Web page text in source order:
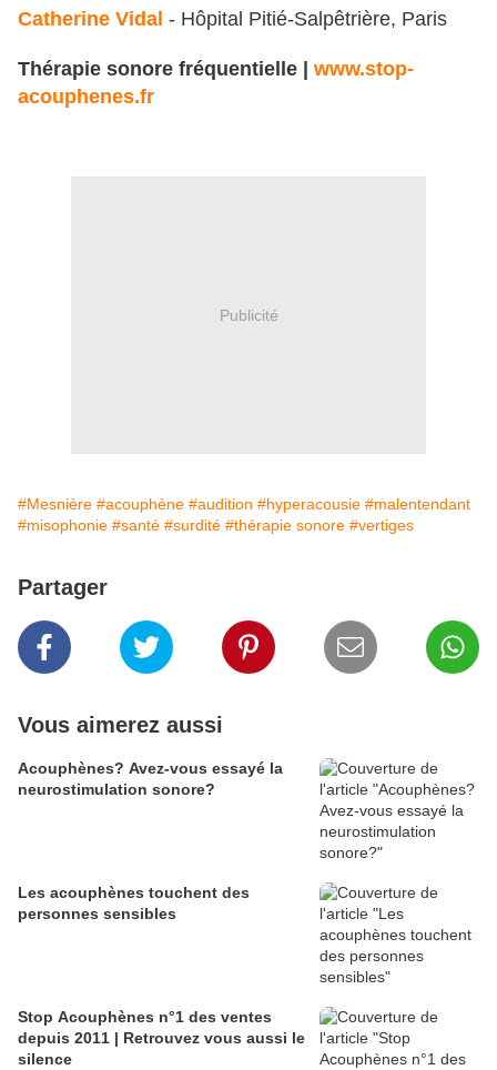
Catherine Vidal - Hôpital Pitié-Salpêtrière, Paris
Thérapie sonore fréquentielle | www.stop-
acouphenes.fr
Publicité
#Mesnière #acouphène #audition #hyperacousie #malentendant
#misophonie #santé #surdité #thérapie sonore #vertiges
Partager
Vous aimerez aussi
Acouphènes? Avez-vous essayé la
neurostimulation sonore?
Les acouphènes touchent des
personnes sensibles
Stop Acouphènes n°1 des ventes
depuis 2011 | Retrouvez vous aussi le
silence